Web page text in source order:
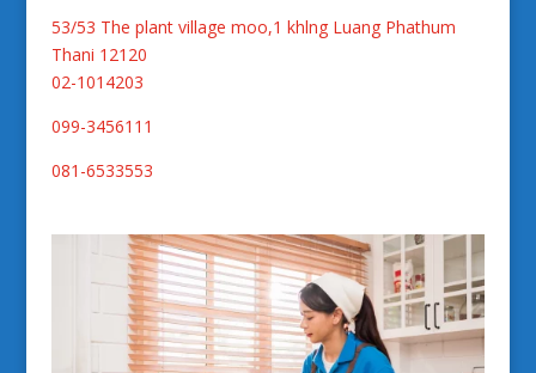
53/53 The plant village moo,1 khlng Luang Phathum
Thani 12120
02-1014203
099-3456111
081-6533553